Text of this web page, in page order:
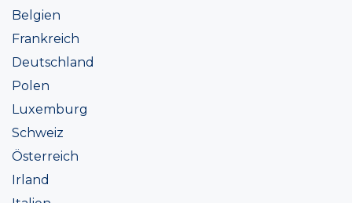
Belgien
Frankreich
Deutschland
Polen
Luxemburg
Schweiz
Österreich
Irland